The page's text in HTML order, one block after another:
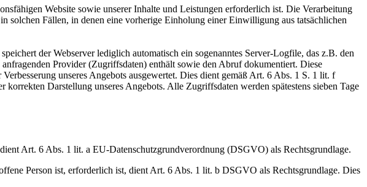
Website sowie unserer Inhalte und Leistungen erforderlich ist. Die Verarbeitung
solchen Fällen, in denen eine vorherige Einholung einer Einwilligung aus tatsächlichen
der Webserver lediglich automatisch ein sogenanntes Server-Logfile, das z.B. den
Provider (Zugriffsdaten) enthält sowie den Abruf dokumentiert. Diese
unseres Angebots ausgewertet. Dies dient gemäß Art. 6 Abs. 1 S. 1 lit. f
Darstellung unseres Angebots. Alle Zugriffsdaten werden spätestens sieben Tage
Art. 6 Abs. 1 lit. a EU-Datenschutzgrundverordnung (DSGVO) als Rechtsgrundlage.
Person ist, erforderlich ist, dient Art. 6 Abs. 1 lit. b DSGVO als Rechtsgrundlage. Dies